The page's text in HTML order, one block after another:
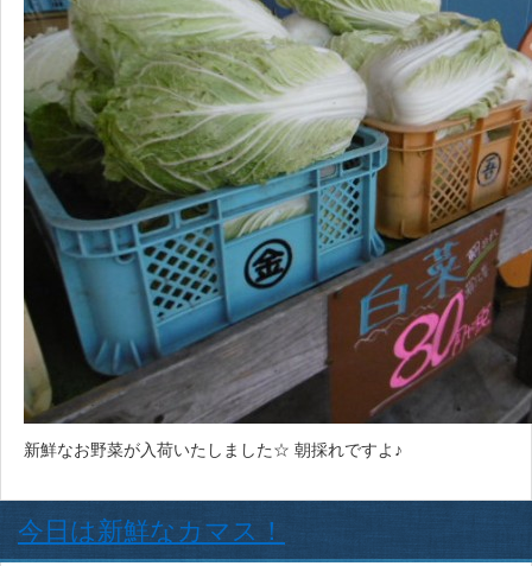
新鮮なお野菜が入荷いたしました☆ 朝採れですよ♪
今日は新鮮なカマス！